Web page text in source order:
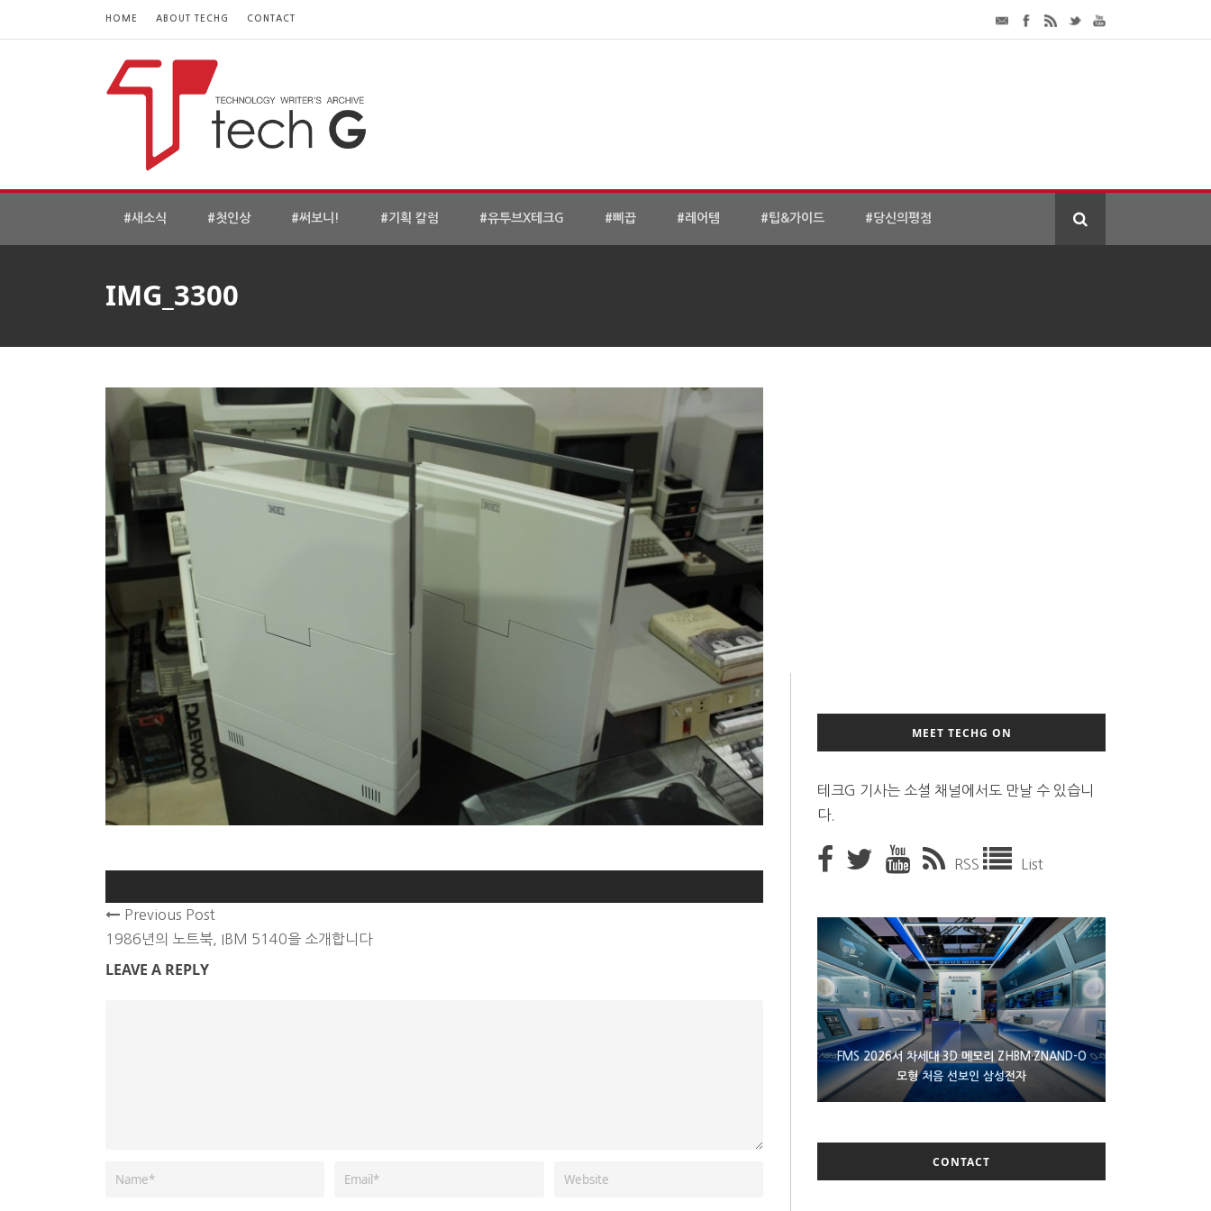
HOME ABOUT TECHG CONTACT
#새소식 #첫인상 #써보니! #기획 칼럼 #유투브X테크G #삐끕 #레어템 #팁&가이드 #당신의평점
IMG_3300
Previous Post
1986년의 노트북, IBM 5140을 소개합니다
LEAVE A REPLY
MEET TECHG ON
테크G 기사는 소셜 채널에서도 만날 수 있습니
다.
RSS List
FMS 2026서 차세대 3D 메모리 ZHBM·ZNAND-O
모형 처음 선보인 삼성전자
에이수스 구글북 ‘CX9406’ 제품 이미지 유출
XBOX 25주년 맞아 무료 선물 나누는 마이크로소프
트
CONTACT